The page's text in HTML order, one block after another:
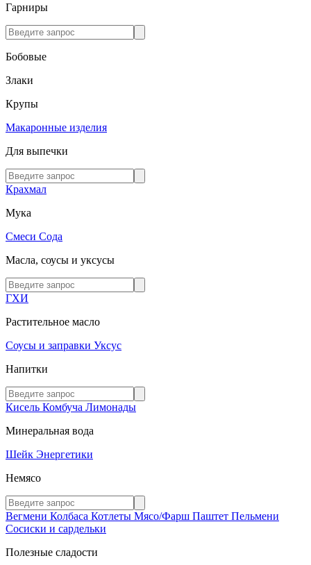
Гарниры
Бобовые
Злаки
Крупы
Макаронные изделия
Для выпечки
Крахмал
Мука
Смеси Сода
Масла, соусы и уксусы
ГХИ
Растительное масло
Соусы и заправки Уксус
Напитки
Кисель Комбуча Лимонады
Минеральная вода
Шейк Энергетики
Немясо
Вегмени Колбаса Котлеты Мясо/Фарш Паштет Пельмени
Сосиски и сардельки
Полезные сладости